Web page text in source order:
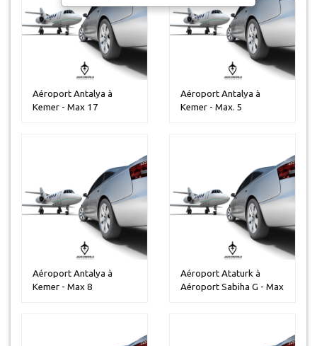
Aéroport Antalya à
Kemer - Max 17
Aéroport Antalya à
Kemer - Max. 5
Aéroport Antalya à
Kemer - Max 8
Aéroport Ataturk à
Aéroport Sabiha G - Max